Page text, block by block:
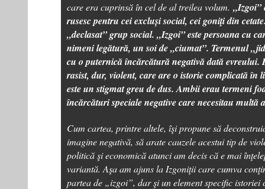
care era cuprinsă în cel de al treilea volum. „Izgoi”
rusesc pentru cei excluși social, cei goniţi din
„declasat” grup social. „Izgoi” este persoana cu
nimeni legătură, un soi de „ciumat”. Termenul
cu o puternică încărcătură negativă dată evreului.
rasist, dur, violent, care are o istorie complicată în
este un stigmat greu de dus. Ambii erau termeni
încărcături speciale negative care necesitau multă
Cum cartea, printre altele, îşi propune să
imagine negativă, să arate cauzele acestui tip de
politică şi economică atunci am decis că e mai
variantă. Aşa am ajuns la Izgoniţii care cumva
partea de „izgoi”, dar şi un element specific istoriei